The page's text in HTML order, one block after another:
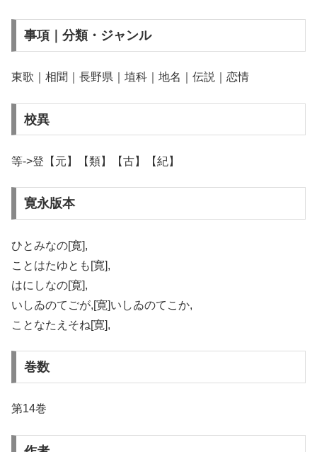
事項｜分類・ジャンル
東歌｜相聞｜長野県｜埴科｜地名｜伝説｜恋情
校異
等->登【元】【類】【古】【紀】
寛永版本
ひとみなの[寛],
ことはたゆとも[寛],
はにしなの[寛],
いしゐのてごが,[寛]いしゐのてこか,
ことなたえそね[寛],
巻数
第14巻